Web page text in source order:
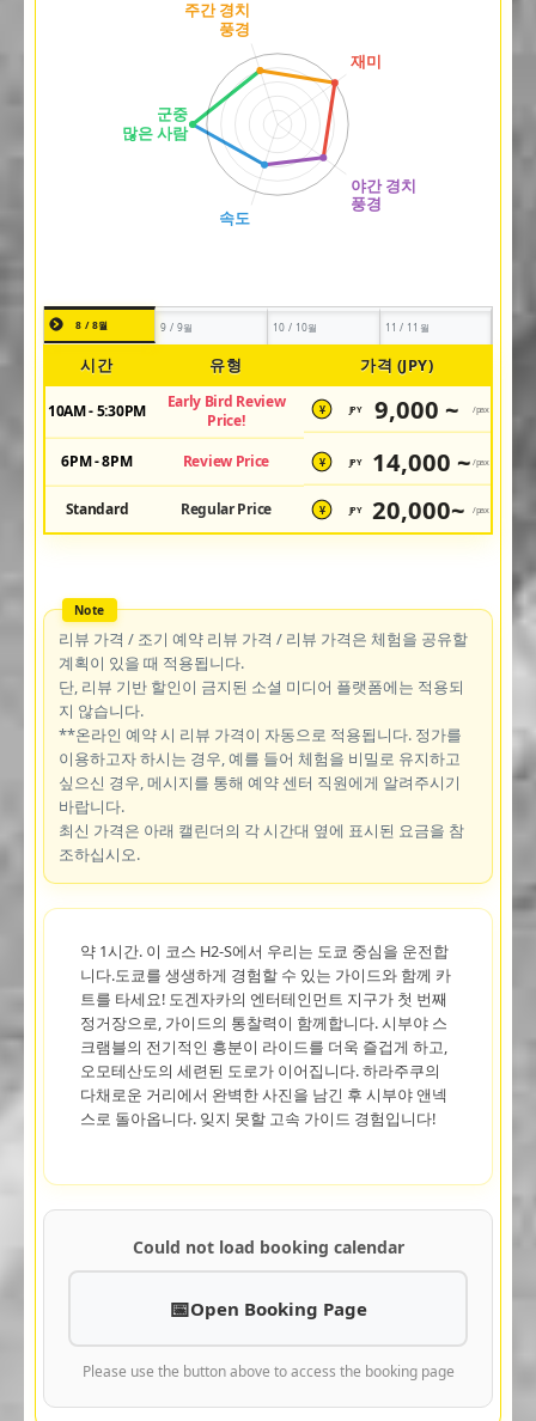
8 / 8월 9 / 9월 10 / 10월 11 / 11월
시간 유형 가격 (JPY)
10AM - 5:30PM
Early Bird Review
Price!
¥ JPY 9,000 ~ /pax
6PM - 8PM Review Price ¥ JPY 14,000 ~ /pax
Standard Regular Price ¥ JPY 20,000~ /pax
리뷰 가격 / 조기 예약 리뷰 가격 / 리뷰 가격은 체험을 공유할
계획이 있을 때 적용됩니다.
단, 리뷰 기반 할인이 금지된 소셜 미디어 플랫폼에는 적용되
지 않습니다.
**온라인 예약 시 리뷰 가격이 자동으로 적용됩니다. 정가를
이용하고자 하시는 경우, 예를 들어 체험을 비밀로 유지하고
싶으신 경우, 메시지를 통해 예약 센터 직원에게 알려주시기
바랍니다.
최신 가격은 아래 캘린더의 각 시간대 옆에 표시된 요금을 참
조하십시오.
약 1시간. 이 코스 H2-S에서 우리는 도쿄 중심을 운전합
니다.도쿄를 생생하게 경험할 수 있는 가이드와 함께 카
트를 타세요! 도겐자카의 엔터테인먼트 지구가 첫 번째
정거장으로, 가이드의 통찰력이 함께합니다. 시부야 스
크램블의 전기적인 흥분이 라이드를 더욱 즐겁게 하고,
오모테산도의 세련된 도로가 이어집니다. 하라주쿠의
다채로운 거리에서 완벽한 사진을 남긴 후 시부야 앤넥
스로 돌아옵니다. 잊지 못할 고속 가이드 경험입니다!
Could not load booking calendar
Open Booking Page
Please use the button above to access the booking page